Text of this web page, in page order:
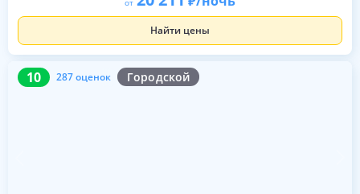
от
Найти цены
10 287 оценок Городской
10 287 оценок